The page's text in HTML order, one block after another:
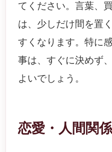
てください。言葉、
は、少しだけ間を置
すくなります。特に
事は、すぐに決めず
よいでしょう。
恋愛・人間関